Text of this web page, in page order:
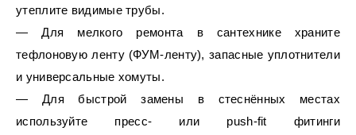
утеплите видимые трубы.
— Для мелкого ремонта в сантехнике храните
тефлоновую ленту (ФУМ‑ленту), запасные уплотнители
и универсальные хомуты.
— Для быстрой замены в стеснённых местах
используйте пресс‑ или push‑fit фитинги